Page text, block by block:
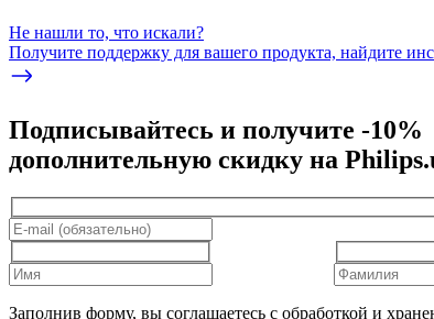
Не нашли то, что искали?
Получите поддержку для вашего продукта, найдите
Подписывайтесь и получите -10%
дополнительную скидку на
Заполнив форму, вы соглашаетесь с обработкой и